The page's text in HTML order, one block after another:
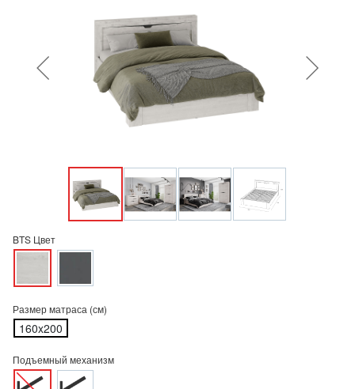
BTS Цвет
Размер матраса (см)
160x200
Подъемный механизм